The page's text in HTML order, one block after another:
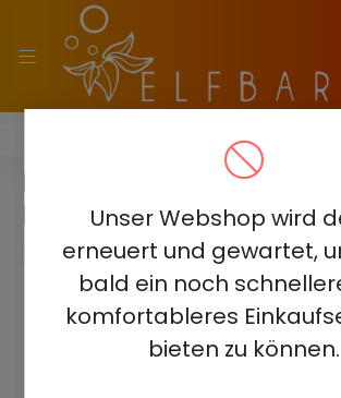
Unser Webshop wird
erneuert und gewartet,
bald ein noch
komfortableres
bieten zu können.
ELF BAR LUSH KING KING PRO
ELF BAR LUSH KING
MILKY OOLONG 5%